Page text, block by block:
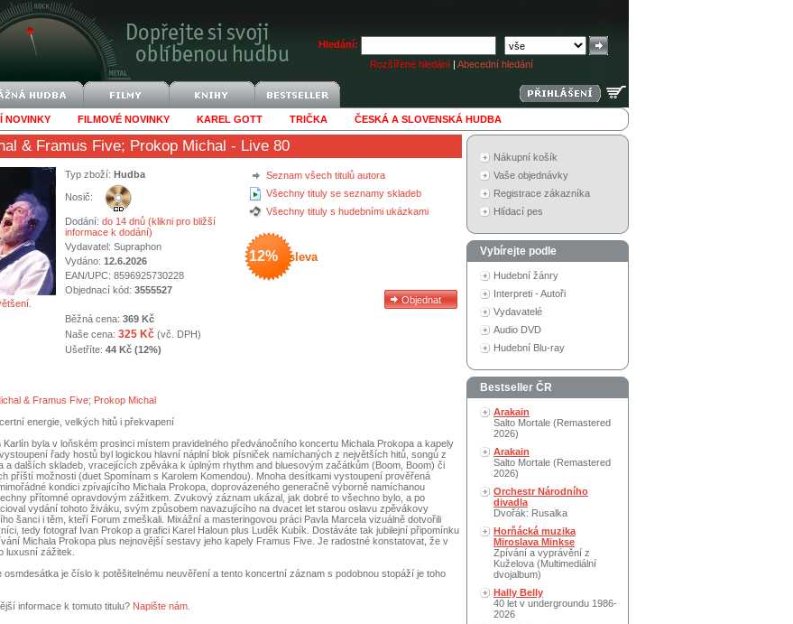
Hledání:
Rozšířené hledání | Abecední hledání
NOVINKY FILMOVÉ NOVINKY KAREL GOTT TRIČKA ČESKÁ A SLOVENSKÁ HUDBA
& Framus Five; Prokop Michal - Live 80
Seznam všech titulů autora
Všechny tituly se seznamy skladeb
Všechny tituly s hudebními ukázkami
12% sleva
Typ zboží: Hudba
Nosič:
Dodání: do 14 dnů (klikni pro bližší
informace k dodání)
Vydavatel: Supraphon
Vydáno: 12.6.2026
EAN/UPC: 8596925730228
Objednací kód: 3555527
Běžná cena: 369 Kč
Naše cena: 325 Kč (vč. DPH)
Ušetříte: 44 Kč (12%)
& Framus Five; Prokop Michal
energie, velkých hitů i překvapení
Karlín byla v loňském prosinci místem pravidelného předvánočního koncertu Michala Prokopa a kapely
řady hostů byl logickou hlavní náplní blok písniček namíchaných z největších hitů, songů z
a dalších skladeb, vracejících zpěváka k úplným rhythm and bluesovým začátkům (Boom, Boom) či
příští možnosti (duet Spomínam s Karolem Komendou). Mnoha desítkami vystoupení prověřená
kondici zpívajícího Michala Prokopa, doprovázeného generačně výborně namíchanou
přítomné opravdovým zážitkem. Zvukový záznam ukázal, jak dobré to všechno bylo, a po
vydání tohoto živáku, svým způsobem navazujícího na dvacet let starou oslavu zpěvákovy
šanci i těm, kteří Forum zmeškali. Mixážní a masteringovou práci Pavla Marcela vizuálně dotvořili
tedy fotograf Ivan Prokop a grafici Karel Haloun plus Luděk Kubík. Dostáváte tak jubilejní připomínku
Michala Prokopa plus nejnovější sestavy jeho kapely Framus Five. Je radostné konstatovat, že v
luxusní zážitek.
je číslo k potěšitelnému neuvěření a tento koncertní záznam s podobnou stopáží je toho
informace k tomuto titulu? Napište nám
Nákupní košík
Vaše objednávky
Registrace zákazníka
Hlídací pes
Vybírejte podle
Hudební žánry
Interpreti - Autoři
Vydavatelé
Audio DVD
Hudební Blu-ray
Bestseller ČR
Arakain
Salto Mortale (Remastered
2026)
Arakain
Salto Mortale (Remastered
2026)
Orchestr Národního
divadla
Dvořák: Rusalka
Horňácká muzika
Miroslava Minkse
Zpívání a vyprávění z
Kuželova (Multimediální
dvojalbum)
Hally Belly
40 let v undergroundu 1986-
2026